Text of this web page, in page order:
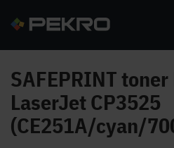
SAFEPRINT
LaserJet CP3525
(CE251A/cyan/